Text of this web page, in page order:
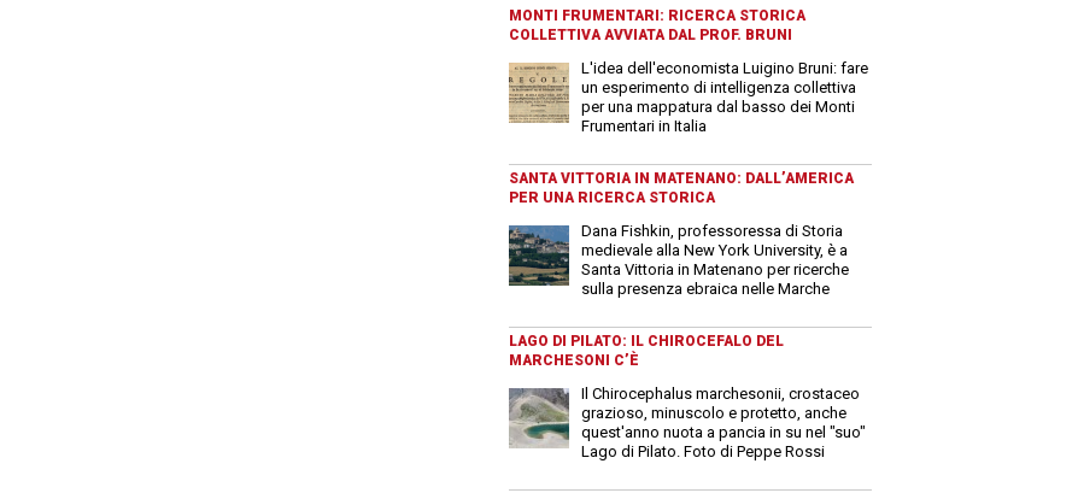
MONTI FRUMENTARI: RICERCA STORICA
COLLETTIVA AVVIATA DAL PROF. BRUNI
L'idea dell'economista Luigino Bruni: fare
un esperimento di intelligenza collettiva
per una mappatura dal basso dei Monti
Frumentari in Italia
SANTA VITTORIA IN MATENANO: DALL’AMERICA
PER UNA RICERCA STORICA
Dana Fishkin, professoressa di Storia
medievale alla New York University, è a
Santa Vittoria in Matenano per ricerche
sulla presenza ebraica nelle Marche
LAGO DI PILATO: IL CHIROCEFALO DEL
MARCHESONI C’È
Il Chirocephalus marchesonii, crostaceo
grazioso, minuscolo e protetto, anche
quest'anno nuota a pancia in su nel "suo"
Lago di Pilato. Foto di Peppe Rossi